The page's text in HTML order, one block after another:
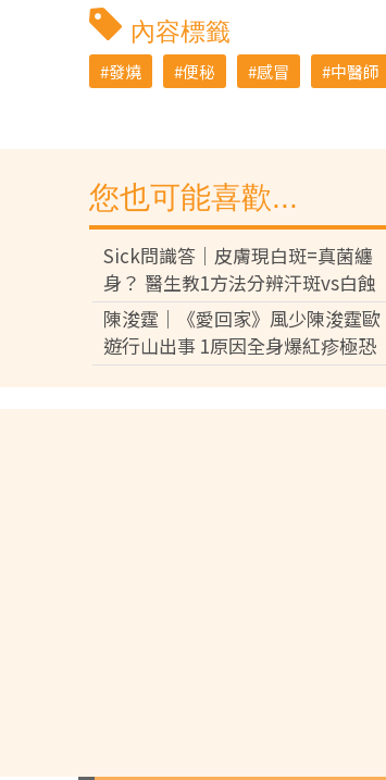
內容標籤
發燒 便秘 感冒 中醫師
您也可能喜歡...
Sick問識答｜皮膚現白斑=真菌纏
身？ 醫生教1方法分辨汗斑vs白蝕
解析發作成因大不同
陳浚霆｜《愛回家》風少陳浚霆歐
遊行山出事 1原因全身爆紅疹極恐
怖 險「毀容」急回港求醫【附皮膚